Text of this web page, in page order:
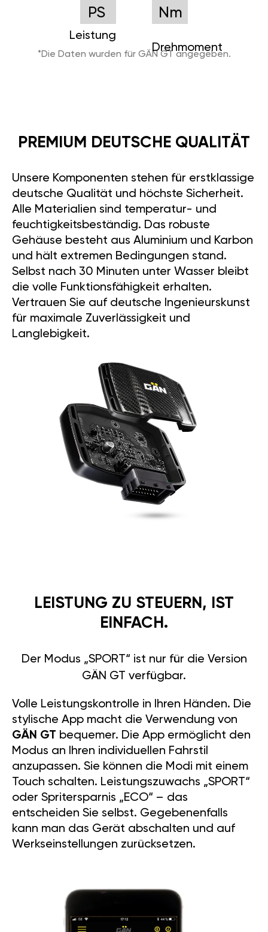
PS
Leistung
Nm
Drehmoment
*Die Daten wurden für GÄN GT angegeben.
PREMIUM DEUTSCHE QUALITÄT
Unsere Komponenten stehen für erstklassige
deutsche Qualität und höchste Sicherheit.
Alle Materialien sind temperatur- und
feuchtigkeitsbeständig. Das robuste
Gehäuse besteht aus Aluminium und Karbon
und hält extremen Bedingungen stand.
Selbst nach 30 Minuten unter Wasser bleibt
die volle Funktionsfähigkeit erhalten.
Vertrauen Sie auf deutsche Ingenieurskunst
für maximale Zuverlässigkeit und
Langlebigkeit.
LEISTUNG ZU STEUERN, IST
EINFACH.
Der Modus „SPORT“ ist nur für die Version
GÄN GT verfügbar.
Volle Leistungskontrolle in Ihren Händen. Die
stylische App macht die Verwendung von
GÄN GT bequemer. Die App ermöglicht den
Modus an Ihren individuellen Fahrstil
anzupassen. Sie können die Modi mit einem
Touch schalten. Leistungszuwachs „SPORT“
oder Spritersparnis „ECO“ – das
entscheiden Sie selbst. Gegebenenfalls
kann man das Gerät abschalten und auf
Werkseinstellungen zurücksetzen.